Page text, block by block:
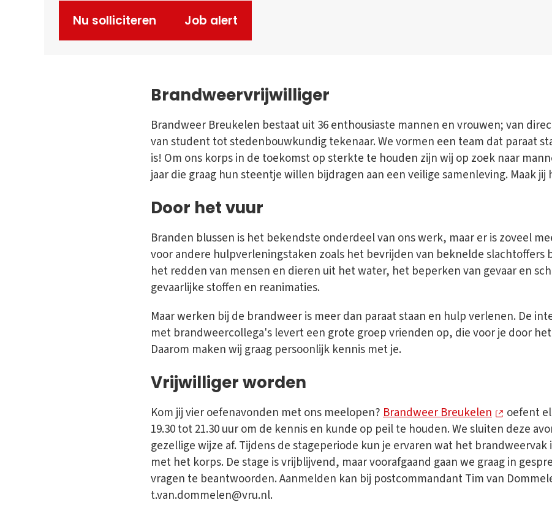
Nu solliciteren Job alert
Brandweervrijwilliger
Brandweer Breukelen bestaat uit 36 enthousiaste mannen en vrouwen; van
van student tot stedenbouwkundig tekenaar. We vormen een team dat paraat
is! Om ons korps in de toekomst op sterkte te houden zijn wij op zoek naar
jaar die graag hun steentje willen bijdragen aan een veilige samenleving. Maak jij
Door het vuur
Branden blussen is het bekendste onderdeel van ons werk, maar er is zoveel
voor andere hulpverleningstaken zoals het bevrijden van beknelde slachtoffers
het redden van mensen en dieren uit het water, het beperken van gevaar en
gevaarlijke stoffen en reanimaties.
Maar werken bij de brandweer is meer dan paraat staan en hulp verlenen. De
met brandweercollega's levert een grote groep vrienden op, die voor je door
Daarom maken wij graag persoonlijk kennis met je.
Vrijwilliger worden
Kom jij vier oefenavonden met ons meelopen?Brandweer Breukelen
oefent
19.30 tot 21.30 uur om de kennis en kunde op peil te houden. We sluiten deze
gezellige wijze af. Tijdens de stageperiode kun je ervaren wat het
met het korps. De stage is vrijblijvend, maar voorafgaand gaan we graag in
vragen te beantwoorden. Aanmelden kan bij postcommandant Tim van
t.van.dommelen@vru.nl.